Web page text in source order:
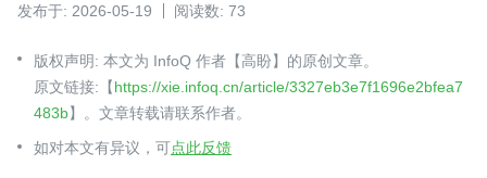
发布于: 2026-05-19 阅读数: 73
版权声明: 本文为 InfoQ 作者【高盼】的原创文章。
原文链接:【https://xie.infoq.cn/article/3327eb3e7f1696e2bfea7
483b】。文章转载请联系作者。
如对本文有异议，可点此反馈